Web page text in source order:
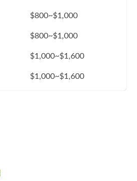
$800~$1,000
$800~$1,000
$1,000~$1,600
$1,000~$1,600